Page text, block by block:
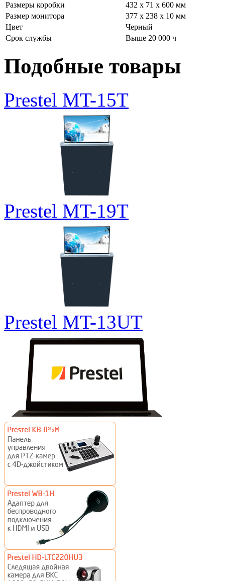
Размеры коробки
432 х 71 х 600 мм
Размер монитора
377 х 238 х 10 мм
Цвет
Черный
Срок службы
Выше 20 000 ч
Подобные товары
Prestel MT-15T
Prestel MT-19T
Prestel MT-13UT